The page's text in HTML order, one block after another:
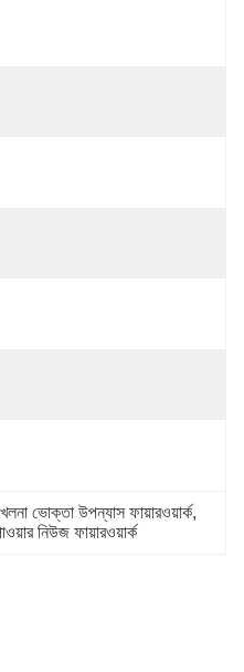
খেলনা ভোক্তা উপন্যাস ফায়ারওয়ার্ক,
নিউজ ফায়ারওয়ার্ক